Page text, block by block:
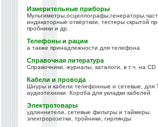
Измерительные приборы
индикаторные отвёрткии, тестеры скрытой
пробники и др.
Телефоны и рации
а также принадлежности для телефона
Справочная литература
Справочники, журналы, каталоги, в т.ч. на CD
Кабели и провода
Шнуры и кабели телефонные и сетевые, для
аудиотехники. Короба для укладки кабелей
Электротовары
удлиннители, сетевые фильтры и таймеры,
электророзетки, тройники, гирлянды